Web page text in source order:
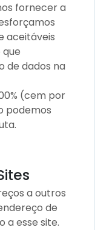
fornecer a
aceitáveis
de dados na
(cem por
podemos
a outros
de
a esse site.